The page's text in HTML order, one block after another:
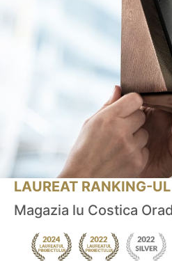
LAUREAT RANKING-
Magazia lu Costica